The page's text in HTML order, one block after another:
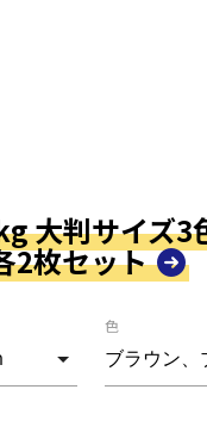
大判サイズ3
2枚セット
色